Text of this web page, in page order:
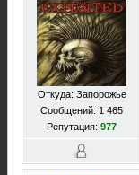
Откуда: Запорожье
Сообщений: 1 465
Репутация: 977